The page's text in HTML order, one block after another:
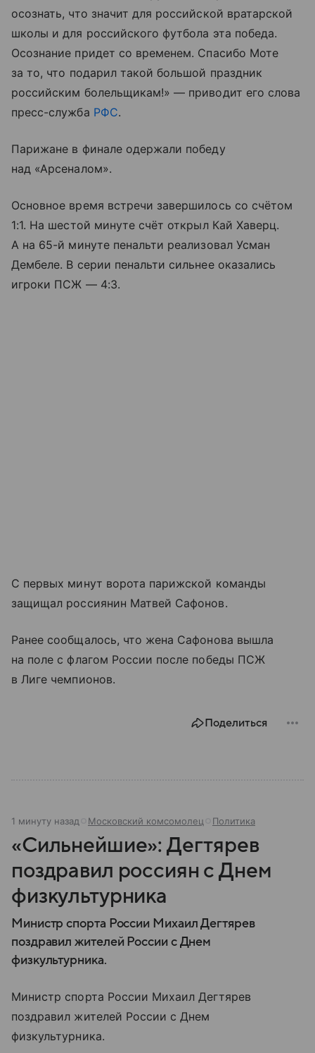
осознать, что значит для российской вратарской
школы и для российского футбола эта победа.
Осознание придет со временем. Спасибо Моте
за то, что подарил такой большой праздник
российским болельщикам!» — приводит его слова
пресс-служба РФС.
Парижане в финале одержали победу
над «Арсеналом».
Основное время встречи завершилось со счётом
1:1. На шестой минуте счёт открыл Кай Хаверц.
А на 65-й минуте пенальти реализовал Усман
Дембеле. В серии пенальти сильнее оказались
игроки ПСЖ — 4:3.
С первых минут ворота парижской команды
защищал россиянин Матвей Сафонов.
Ранее сообщалось, что жена Сафонова вышла
на поле с флагом России после победы ПСЖ
в Лиге чемпионов.
Поделиться
1 минуту назад Московский комсомолец Политика
«Сильнейшие»: Дегтярев
поздравил россиян с Днем
физкультурника
Министр спорта России Михаил Дегтярев
поздравил жителей России с Днем
физкультурника.
Министр спорта России Михаил Дегтярев
поздравил жителей России с Днем
физкультурника.